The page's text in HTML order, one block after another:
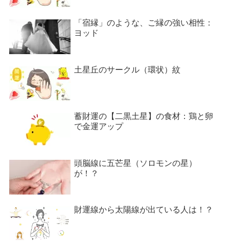
「宿縁」のような、ご縁の強い相性：
ヨッド
土星丘のサークル（環状）紋
蓄財運の【二黒土星】の食材：鶏と卵
で金運アップ
頭脳線に五芒星（ソロモンの星）
が！？
財運線から太陽線が出ている人は！？